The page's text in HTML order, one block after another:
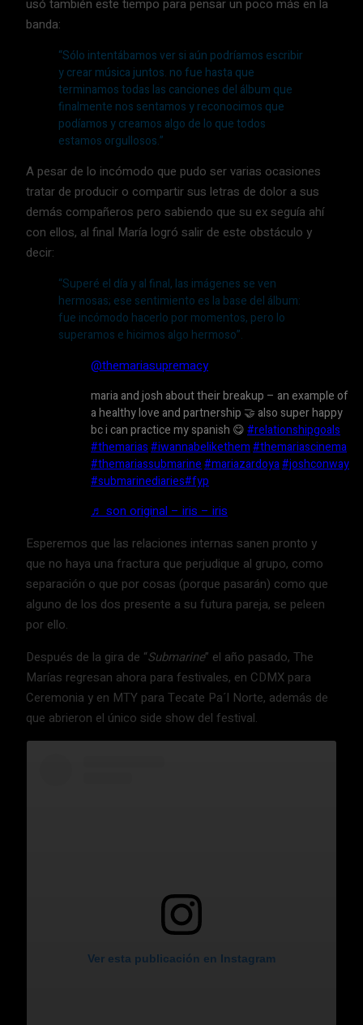
usó también este tiempo para pensar un poco más en la
banda:
“Sólo intentábamos ver si aún podríamos escribir
y crear música juntos. no fue hasta que
terminamos todas las canciones del álbum que
finalmente nos sentamos y reconocimos que
podíamos y creamos algo de lo que todos
estamos orgullosos.”
A pesar de lo incómodo que pudo ser varias ocasiones
tratar de producir o compartir sus letras de dolor a sus
demás compañeros pero sabiendo que su ex seguía ahí
con ellos, al final María logró salir de este obstáculo y
decir:
“Superé el día y al final, las imágenes se ven
hermosas; ese sentimiento es la base del álbum:
fue incómodo hacerlo por momentos, pero lo
superamos e hicimos algo hermoso”.
@themariasupremacy
maria and josh about their breakup – an example of
a healthy love and partnership 🤝 also super happy
bc i can practice my spanish 😋#relationshipgoals
#themarias#iwannabelikethem#themariascinema
#themariassubmarine#mariazardoya#joshconway
#submarinediaries#fyp
♬ son original – iris – iris
Esperemos que las relaciones internas sanen pronto y
que no haya una fractura que perjudique al grupo, como
separación o que por cosas (porque pasarán) como que
alguno de los dos presente a su futura pareja, se peleen
por ello.
Después de la gira de “Submarine” el año pasado, The
Marías regresan ahora para festivales, en CDMX para
Ceremonia y en MTY para Tecate Pa´l Norte, además de
que abrieron el único side show del festival.
Ver esta publicación en Instagram